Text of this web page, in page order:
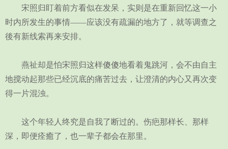
宋照归盯着前方看似在发呆，实则是在重新回忆这一小
时内所发生的事情——应该没有疏漏的地方了，就等调查之
後有新线索再来安排。
燕祉却是怕宋照归这样傻傻地看着鬼跳河，会不由自主
地搅动起那些已经沉底的痛苦过去，让澄清的内心又再次变
得一片混浊。
这个年轻人终究是自我了断过的。伤疤那样长、那样
深，即便痊癒了，也一辈子都会在那里。